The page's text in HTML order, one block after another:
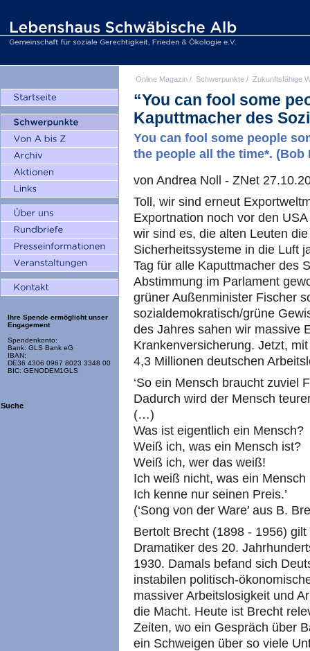
Ihre Spende ermöglicht unser
Engagement
Spendenkonto:
Bank: GLS Bank eG
IBAN:
DE36 4306 0967 8023 3348 00
BIC: GENODEM1GLS
Suche
Online Magazin / Schwerpunkte / Zukunftsfähige
“You can fool some
Kaputtmacher des
You can fool some people
the people all the time*. (Bob
von Andrea Noll - ZNet
Toll, wir sind erneut
Exportnation noch vor den USA
wir sind es, die alten Leuten
Sicherheitssysteme in die Luft
Tag für alle Kaputtmacher des
Abstimmung im Parlament
grüner Außenminister Fischer
sozialdemokratisch/grüne
des Jahres sahen wir massive
Krankenversicherung. Jetzt,
4,3 Millionen deutschen
‘So ein Mensch braucht zuviel
Dadurch wird der Mensch
(…)
Was ist eigentlich ein Mensch?
Weiß ich, was ein Mensch ist?
Weiß ich, wer das weiß!
Ich weiß nicht, was ein Mensch
Ich kenne nur seinen Preis.’
(‘Song von der Ware’ aus B.
Bertolt Brecht (1898 - 1956)
Dramatiker des 20.
1930. Damals befand sich
instabilen politisch-
massiver Arbeitslosigkeit und
die Macht. Heute ist Brecht
Zeiten, wo ein Gespräch über
ein Schweigen über so viele